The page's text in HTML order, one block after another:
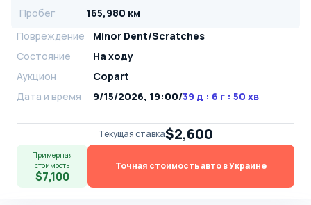
Пробег
165,980 км
Повреждение
Minor Dent/Scratches
Состояние
На ходу
Аукцион
Copart
Дата и время
9/15/2026, 19:00/39 д : 6 г : 50 хв
Текущая ставка$2,600
Примерная
стоимость
$7,100
Точная стоимость авто в Украине